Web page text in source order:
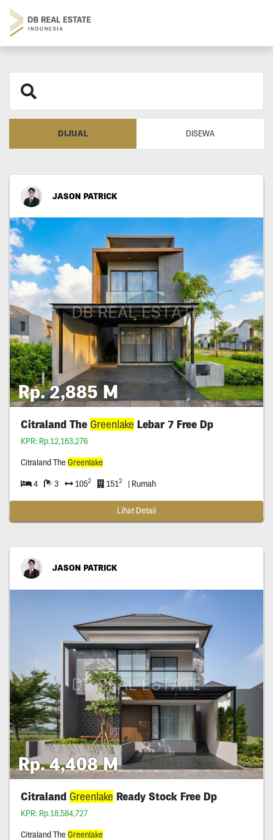
DIJUAL DISEWA
JASON PATRICK
Rp. 2,885 M
Citraland The Greenlake Lebar 7 Free Dp
KPR: Rp.12,163,276
Citraland TheGreenlake
4 3 1052 1512 | Rumah
Lihat Detail
JASON PATRICK
Rp. 4,408 M
Citraland Greenlake Ready Stock Free Dp
KPR: Rp.18,584,727
Citraland TheGreenlake